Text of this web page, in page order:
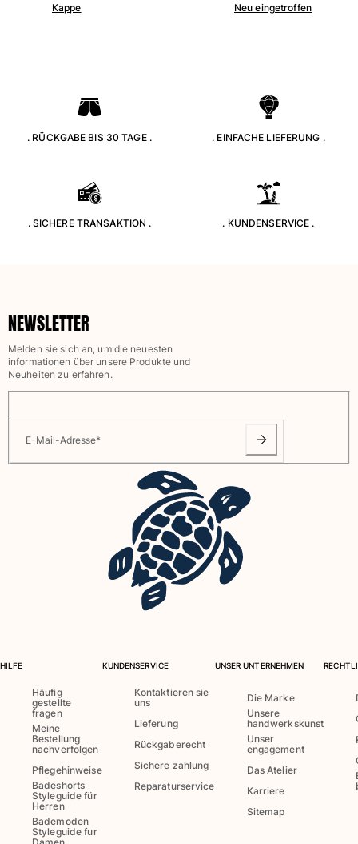
Alle Jungen anzeigen
Babys
Klassische
Klassische stretch
Shirt mit UV-Schutz
T-Shirts
Hemden
Shorts
Sweatshirts
Mädchen
Alle Mädchen anzeigen
Rashguard
Bekleidung
Kleider und Röcke
Shorts
Alle Bekleidung anzeigen
Babys
Kappe Neu eingetroffen
. RÜCKGABE BIS 30 TAGE . . EINFACHE LIEFERUNG .
. SICHERE TRANSAKTION . . KUNDENSERVICE .
NEWSLETTER
Melden sie sich an, um die neuesten
informationen über unsere Produkte und
Neuheiten zu erfahren.
E-Mail-Adresse*
HILFE
Häufig
gestellte
fragen
Meine
Bestellung
nachverfolgen
Pflegehinweise
Badeshorts
Styleguide für
Herren
Bademoden
Styleguide fur
KUNDENSERVICE
Kontaktieren sie
uns
Lieferung
Rückgaberecht
Sichere zahlung
Reparaturservice
UNSER UNTERNEHMEN
Die Marke
Unsere
handwerkskunst
Unser
engagement
Das Atelier
Karriere
Sitemap